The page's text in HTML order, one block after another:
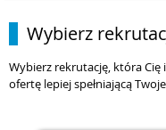
Wybierz
Wybierz rekrutację, która
ofertę lepiej spełniającą